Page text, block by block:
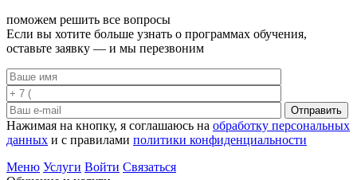
поможем решить все вопросы
Если вы хотите больше узнать о программах обучения,
оставьте заявку — и мы перезвоним
Отправить
Нажимая на кнопку, я соглашаюсь на обработку персональных
данных и с правилами политики конфиденциальности
Меню Услуги Войти Связаться